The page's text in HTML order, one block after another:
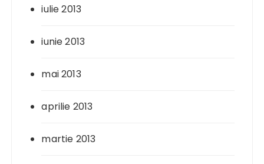
iulie 2013
iunie 2013
mai 2013
aprilie 2013
martie 2013